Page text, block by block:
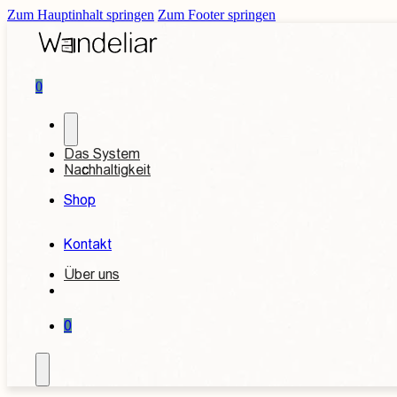
Zum Hauptinhalt springen Zum Footer springen
0
Das System
Nachhaltigkeit
Shop
Kontakt
Über uns
0